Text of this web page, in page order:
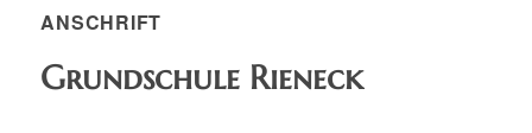
ANSCHRIFT
Grundschule Rieneck